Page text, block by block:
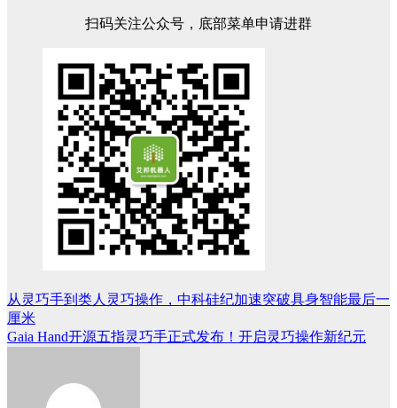
扫码关注公众号，底部菜单申请进群
文
章
从灵巧手到类人灵巧操作，中科硅纪加速突破具身智能最后一
厘米
Gaia Hand开源五指灵巧手正式发布！开启灵巧操作新纪元